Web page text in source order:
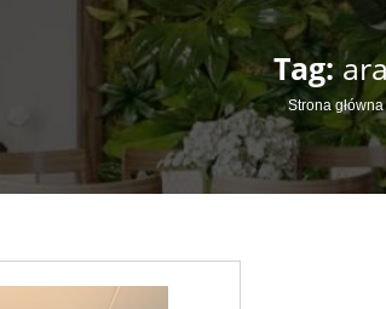
Tag:
Strona główna